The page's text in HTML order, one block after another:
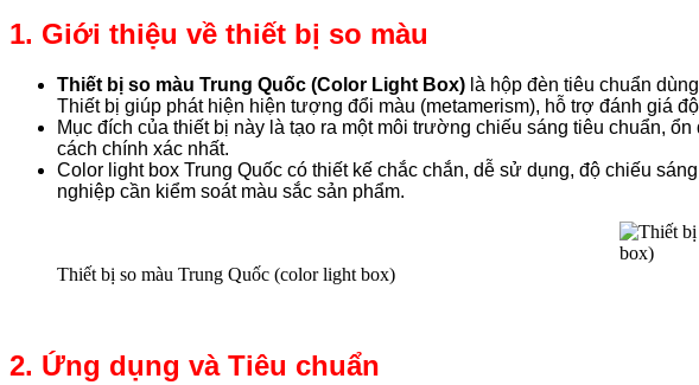
1. Giới thiệu về thiết bị so màu
Thiết bị so màu Trung Quốc (Color Light Box) là hộp đèn tiêu chuẩn
Thiết bị giúp phát hiện hiện tượng đổi màu (metamerism), hỗ trợ đánh giá
Mục đích của thiết bị này là tạo ra một môi trường chiếu sáng tiêu chuẩn,
cách chính xác nhất.
Color light box Trung Quốc có thiết kế chắc chắn, dễ sử dụng, độ chiếu
nghiệp cần kiểm soát màu sắc sản phẩm.
Thiết bị so màu Trung Quốc (color light box)
2. Ứng dụng và Tiêu chuẩn